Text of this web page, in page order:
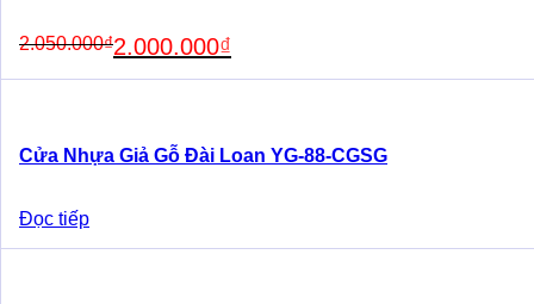
2.050.000₫
price
was:
2.000.000₫
price
is:
Cửa Nhựa Giả Gỗ Đài Loan YG-88-CGSG
Đọc tiếp